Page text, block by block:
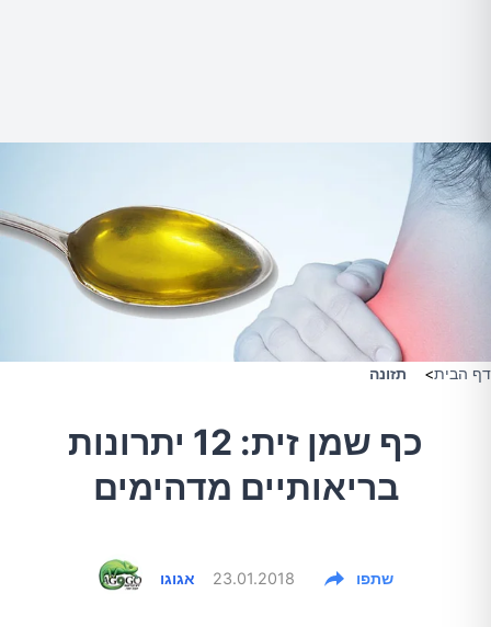
דף הבית> תזונה
כף שמן זית: 12 יתרונות
בריאותיים מדהימים
אגוגו 23.01.2018 שתפו